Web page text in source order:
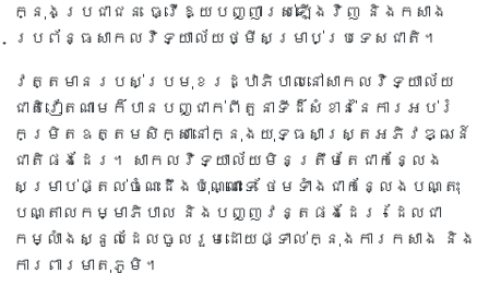
ក្នុងប្រជាជន ធ្វើឱ្យបញ្ញារស់ឡើងវិញ និងកសាង
ប្រព័ន្ធសាកលវិទ្យាល័យថ្មីសម្រាប់ប្រទេសជាតិ។
វត្តមានរបស់ប្រមុខរដ្ឋាភិបាលនៅសាកលវិទ្យាល័យ
ជាតិវៀតណាមក៏បានបញ្ជាក់ពីតួនាទីដ៏សំខាន់នៃការអប់រំ
កម្រិតឧត្តមសិក្សានៅក្នុងយុទ្ធសាស្ត្រអភិវឌ្ឍន៍
ជាតិផងដែរ។ សាកលវិទ្យាល័យមិនត្រឹមតែជាកន្លែង
សម្រាប់ផ្តល់ចំណេះដឹងប៉ុណ្ណោះទេ ថែមទាំងជាកន្លែងបណ្តុះ
បណ្តាលកម្មាភិបាល និងបញ្ញវន្តផងដែរ - ដែលជា
កម្លាំងស្នូលដែលចូលរួមដោយផ្ទាល់ក្នុងការកសាង និង
ការពារមាតុភូមិ។